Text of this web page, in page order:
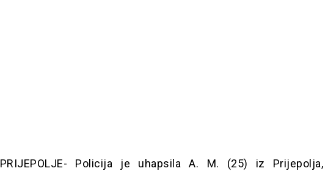
PRIJEPOLJE- Policija je uhapsila A. M. (25) iz Prijepolja,